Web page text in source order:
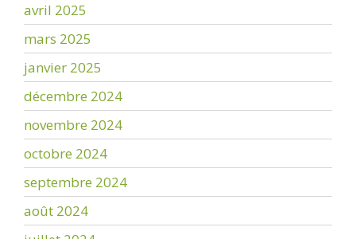
avril 2025
mars 2025
janvier 2025
décembre 2024
novembre 2024
octobre 2024
septembre 2024
août 2024